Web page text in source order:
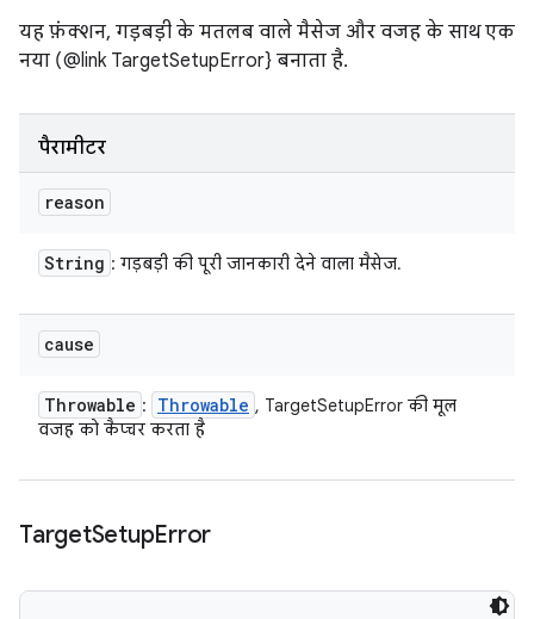
यह फ़ंक्शन, गड़बड़ी के मतलब वाले मैसेज और वजह के साथ एक
नया (@link TargetSetupError} बनाता है.
पैरामीटर
reason
String : गड़बड़ी की पूरी जानकारी देने वाला मैसेज.
cause
Throwable : Throwable , TargetSetupError की मूल
वजह को कैप्चर करता है
TargetSetupError